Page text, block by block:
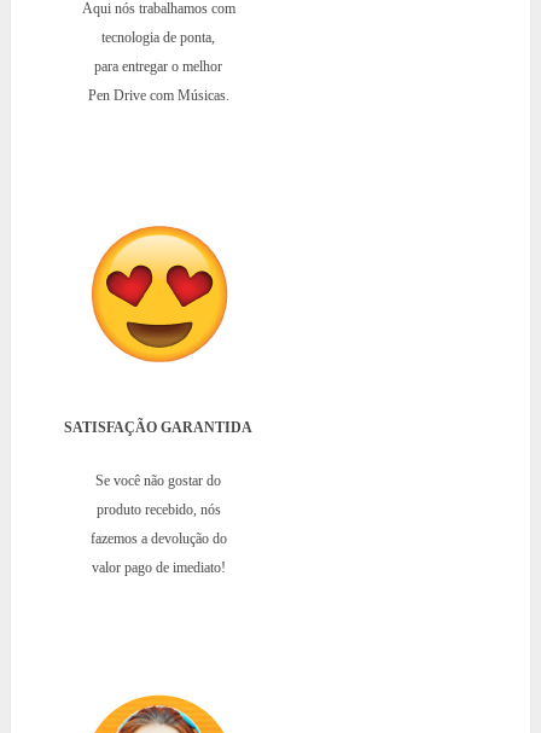
Aqui nós trabalhamos com
tecnologia de ponta,
para entregar o melhor
Pen Drive com Músicas.
SATISFAÇÃO GARANTIDA
Se você não gostar do
produto recebido, nós
fazemos a devolução do
valor pago de imediato!